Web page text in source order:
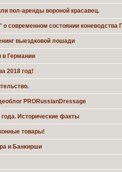
пол-аренды вороной красавец.
современном состоянии коневодства
выездковой лошади
в Германии
2018 год!
PRORussianDressage
года. Исторические факты
товары!
и Банкирши